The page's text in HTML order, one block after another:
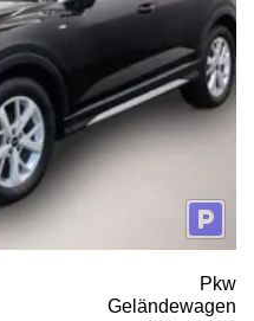
Pkw
Geländewagen